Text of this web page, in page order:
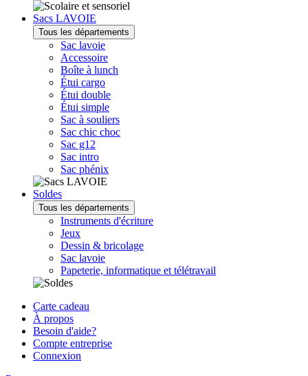
Sacs LAVOIE
Tous les départements
Sac lavoie
Accessoire
Boîte à lunch
Étui cargo
Étui double
Étui simple
Sac à souliers
Sac chic choc
Sac g12
Sac intro
Sac phénix
Soldes
Tous les départements
Instruments d'écriture
Jeux
Dessin & bricolage
Sac lavoie
Papeterie, informatique et télétravail
Carte cadeau
À propos
Besoin d'aide?
Compte entreprise
Connexion